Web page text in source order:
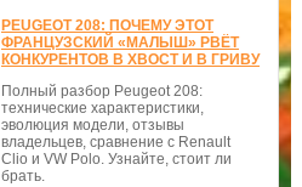
PEUGEOT 208: ПОЧЕМУ ЭТОТ
ФРАНЦУЗСКИЙ «МАЛЫШ» РВЁТ
КОНКУРЕНТОВ В ХВОСТ И В ГРИВУ
Полный разбор Peugeot 208:
технические характеристики,
эволюция модели, отзывы
владельцев, сравнение с Renault
Clio и VW Polo. Узнайте, стоит ли
брать.